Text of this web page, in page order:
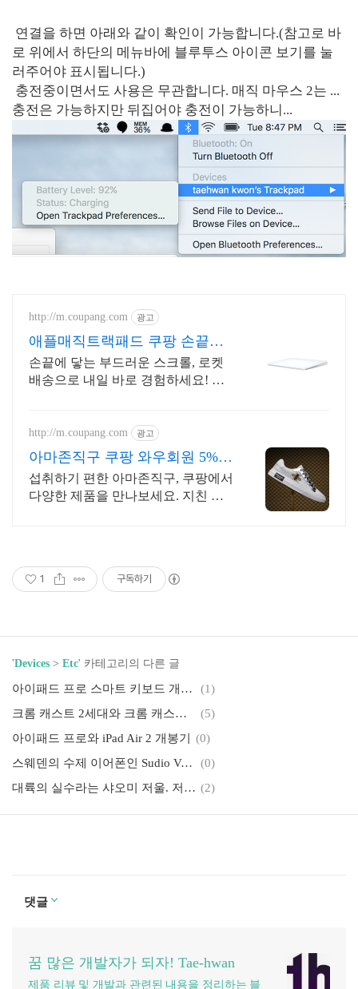
연결을 하면 아래와 같이 확인이 가능합니다.(참고로 바
로 위에서 하단의 메뉴바에 블루투스 아이콘 보기를 눌
러주어야 표시됩니다.)
충전중이면서도 사용은 무관합니다. 매직 마우스 2는 ...
충전은 가능하지만 뒤집어야 충전이 가능하니...
http://m.coupang.com 광고
애플매직트랙패드 쿠팡 손끝으
로 경험하는 혁신
손끝에 닿는 부드러운 스크롤, 로켓
배송으로 내일 바로 경험하세요! 와
http://m.coupang.com 광고
아마존직구 쿠팡 와우회원 5%
캐시 적립
섭취하기 편한 아마존직구, 쿠팡에서
다양한 제품을 만나보세요. 지친 일
1 구독하기
'Devices > Etc' 카테고리의 다른 글
아이패드 프로 스마트 키보드 개봉기
(1)
크롬 캐스트 2세대와 크롬 캐스트 오디오 개봉기
(5)
아이패드 프로와 iPad Air 2 개봉기 (0)
스웨덴의 수제 이어폰인 Sudio VASA 간단 리뷰
(0)
대륙의 실수라는 샤오미 저울. 저도 한번 사봤습니다. (2)
댓글
꿈 많은 개발자가 되자! Tae-hwan
제품 리뷰 및 개발과 관련된 내용을 정리하는 블